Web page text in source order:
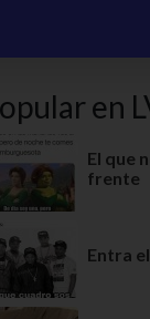
en
El que
frente
Entra